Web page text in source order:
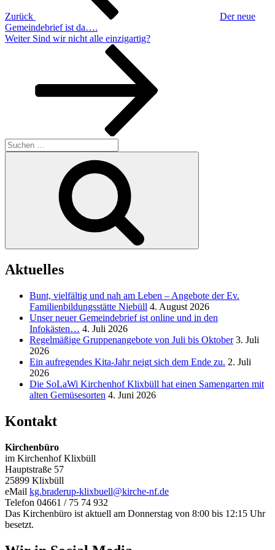
Zurück
Der neue
Gemeindebrief ist da….
Nächster
Weiter Sind wir nicht alle einzigartig?
Suchen
nach:
Aktuelles
Bunt, vielfältig und nah am Leben – Angebote der Ev.
Familienbildungsstätte Niebüll 4. August 2026
Unser neuer Gemeindebrief ist online und in den
Infokästen… 4. Juli 2026
Regelmäßige Gruppenangebote von Juli bis Oktober 3. Juli
2026
Ein aufregendes Kita-Jahr neigt sich dem Ende zu. 2. Juli
2026
Die SoLaWi Kirchenhof Klixbüll hat einen Samengarten mit
alten Gemüsesorten 4. Juni 2026
Kontakt
Kirchenbüro
im Kirchenhof Klixbüll
Hauptstraße 57
25899 Klixbüll
eMail kg.braderup-klixbuell@kirche-nf.de
Telefon 04661 / 75 74 932
Das Kirchenbüro ist aktuell am Donnerstag von 8:00 bis 12:15 Uhr
besetzt.